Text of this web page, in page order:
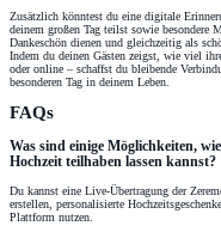
Zusätzlich könntest du eine digitale
deinem großen Tag teilst sowie besondere
Dankeschön dienen und gleichzeitig als
Indem du deinen Gästen zeigst, wie viel
oder online – schaffst du bleibende
besonderen Tag in deinem Leben.
FAQs
Was sind einige Möglichkeiten,
Hochzeit teilhaben lassen kannst?
Du kannst eine Live-Übertragung der
erstellen, personalisierte
Plattform nutzen.